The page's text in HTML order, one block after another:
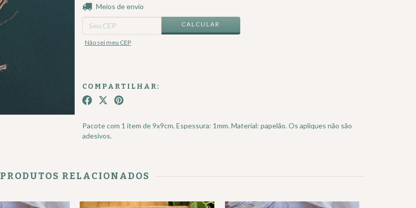
Entregas para o CEP:
Meios de envio
CALCULAR
Não sei meu CEP
COMPARTILHAR:
Pacote com 1 item de 9x9cm. Espessura: 1mm. Material: papelão. Os apliques não são
adesivos.
PRODUTOS RELACIONADOS